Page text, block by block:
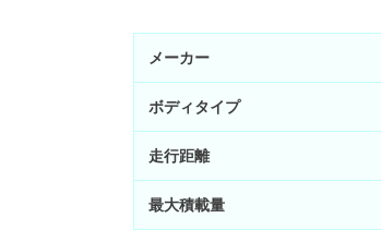
メーカー
ボディタイプ
走行距離
最大積載量